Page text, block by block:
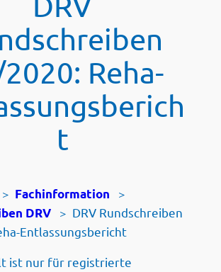
Reha-
t
Fachinformation >
DRV> DRV Rundschreiben
Entlassungsbericht
ist nur für registrierte